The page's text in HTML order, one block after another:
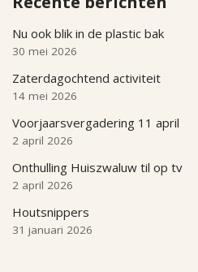
Nu ook blik in de plastic bak
30 mei 2026
Zaterdagochtend activiteit
14 mei 2026
Voorjaarsvergadering 11 april
2 april 2026
Onthulling Huiszwaluw til op tv
2 april 2026
Houtsnippers
31 januari 2026